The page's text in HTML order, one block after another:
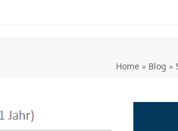
Home » Blog »